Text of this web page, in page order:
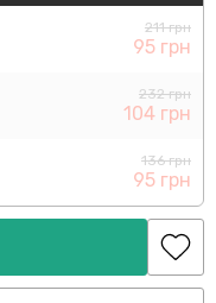
211 грн
95 грн
232 грн
104 грн
136 грн
95 грн